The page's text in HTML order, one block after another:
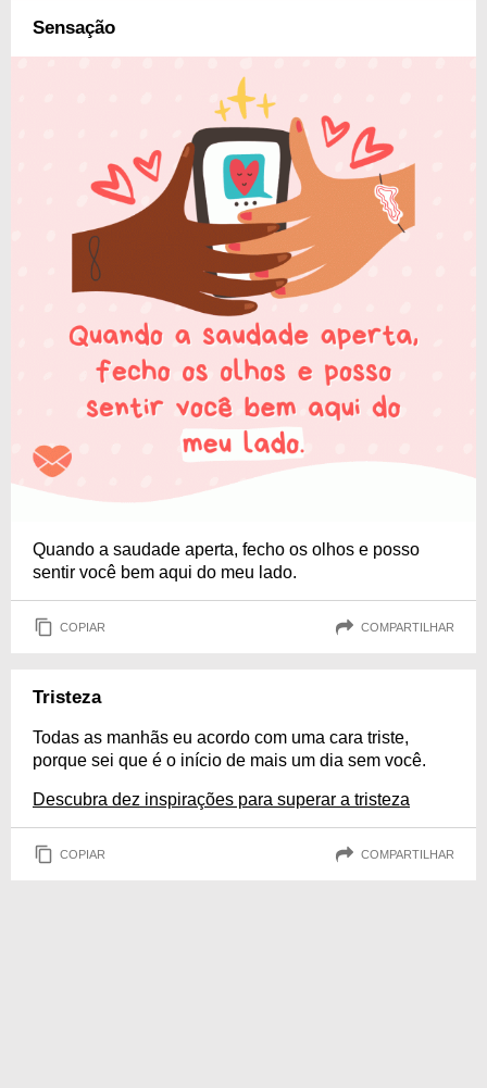
Sensação
Quando a saudade aperta, fecho os olhos e posso
sentir você bem aqui do meu lado.
COPIAR COMPARTILHAR
Tristeza
Todas as manhãs eu acordo com uma cara triste,
porque sei que é o início de mais um dia sem você.
Descubra dez inspirações para superar a tristeza
COPIAR COMPARTILHAR